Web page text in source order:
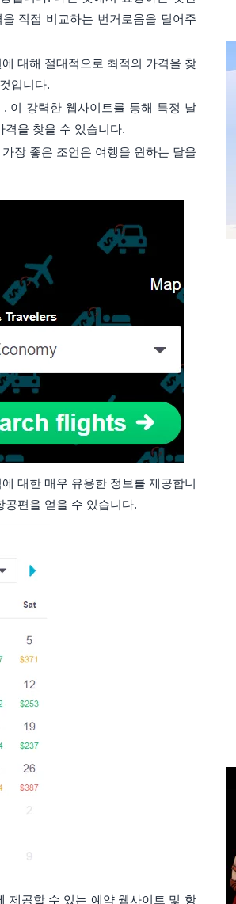
직접 비교하는 번거로움을 덜어주
대해 절대적으로 최적의 가격을 찾
입니다.
. 이 강력한 웹사이트를 통해 특정 날
격을 찾을 수 있습니다.
장 좋은 조언은 여행을 원하는 달을
대한 매우 유용한 정보를 제공합니
공편을 얻을 수 있습니다.
제공할 수 있는 예약 웹사이트 및 항